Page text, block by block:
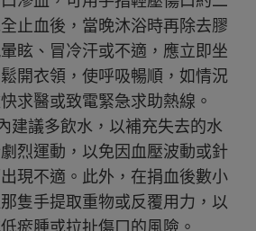
止血後，當晚沐浴時再除去膠
眩、冒冷汗或不適，應立即坐
開衣領，使呼吸暢順，如情況
求醫或致電緊急求助熱線。
建議多飲水，以補充失去的水
烈運動，以免因血壓波動或針
現不適。此外，在捐血後數小
隻手提取重物或反覆用力，以